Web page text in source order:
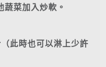
菜加入炒軟。
此時也可以淋上少許